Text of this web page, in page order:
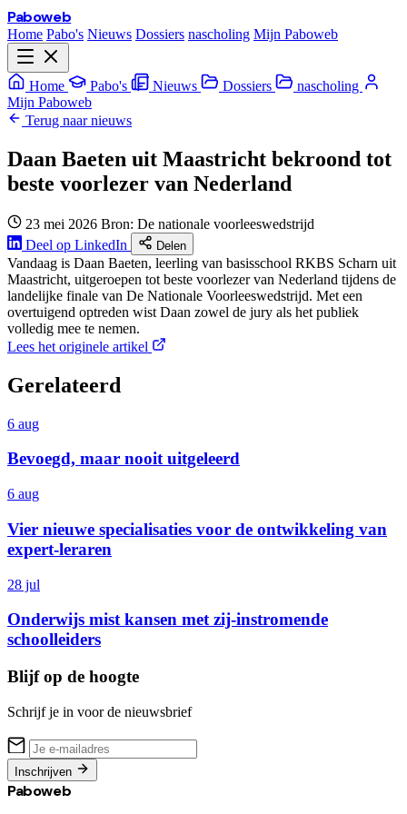
Paboweb
Home Pabo's Nieuws Dossiers nascholing Mijn Paboweb
Home Pabo's Nieuws Dossiers
nascholing
Mijn Paboweb
Terug naar nieuws
Daan Baeten uit Maastricht bekroond tot
beste voorlezer van Nederland
23 mei 2026 Bron: De nationale voorleeswedstrijd
Deel op LinkedIn
Delen
Vandaag is Daan Baeten, leerling van basisschool RKBS Scharn uit
Maastricht, uitgeroepen tot beste voorlezer van Nederland tijdens de
landelijke finale van De Nationale Voorleeswedstrijd. Met een
overtuigend optreden wist Daan zowel de jury als het publiek
volledig mee te nemen.
Lees het originele artikel
Gerelateerd
6 aug
Bevoegd, maar nooit uitgeleerd
6 aug
Vier nieuwe specialisaties voor de ontwikkeling van
expert-leraren
28 jul
Onderwijs mist kansen met zij-instromende
schoolleiders
Blijf op de hoogte
Schrijf je in voor de nieuwsbrief
Inschrijven
Paboweb